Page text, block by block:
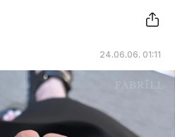
24.06.06. 01:11